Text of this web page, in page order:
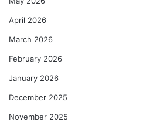
April 2026
March 2026
February 2026
January 2026
December 2025
November 2025